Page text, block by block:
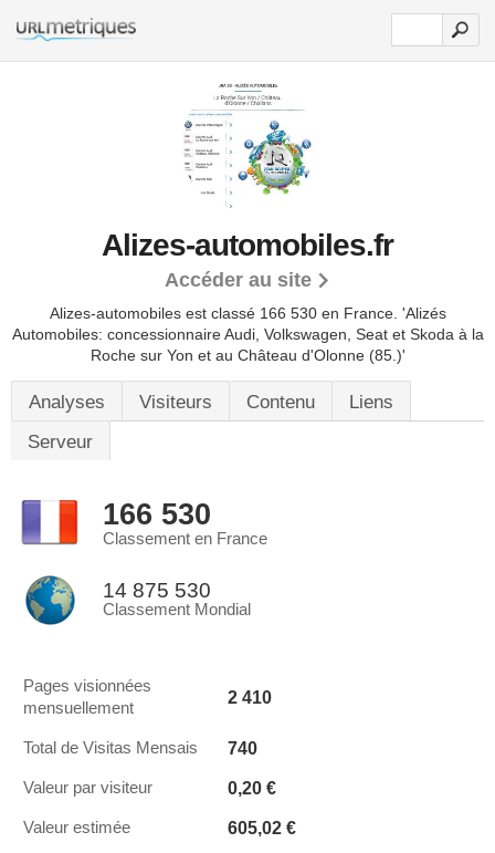
Alizes-automobiles.fr
Accéder au site
Alizes-automobiles est classé 166 530 en France. 'Alizés
Automobiles: concessionnaire Audi, Volkswagen, Seat et Skoda à la
Roche sur Yon et au Château d'Olonne (85.)'
Analyses Visiteurs Contenu
Liens
Serveur
166 530
Classement en France
14 875 530
Classement Mondial
Pages visionnées
mensuellement
2 410
Total de Visitas Mensais 740
Valeur par visiteur 0,20 €
Valeur estimée 605,02 €